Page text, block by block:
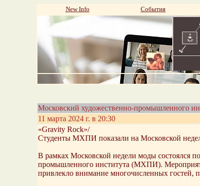
New Info События
Московский художественно-промышленного
11 марта 2024 г. в 20:30
«Gravity Rock»/
Студенты МХПИ показали на Московской
В рамках Московской недели моды состоялся
промышленного института (МХПИ).
привлекло внимание многочисленных гостей,